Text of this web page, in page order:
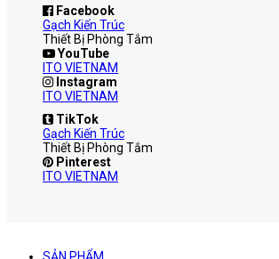
Facebook
Gạch Kiến Trúc
Thiết Bị Phòng Tắm
YouTube
ITO VIETNAM
Instagram
ITO VIETNAM
TikTok
Gạch Kiến Trúc
Thiết Bị Phòng Tắm
Pinterest
ITO VIETNAM